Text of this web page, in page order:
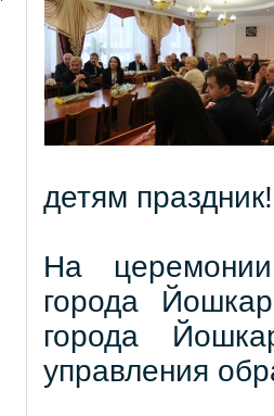
детям
На
города
города
управления